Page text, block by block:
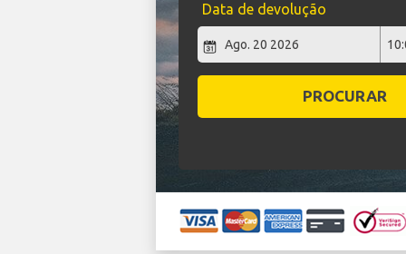
Data de devolução
PROCURAR